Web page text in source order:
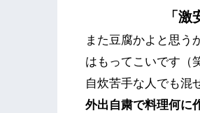
「
また豆腐かよと思う
はもってこいです（
自炊苦手な人でも混
外出自粛で料理何に